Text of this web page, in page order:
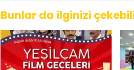
Bunlar da ilginizi